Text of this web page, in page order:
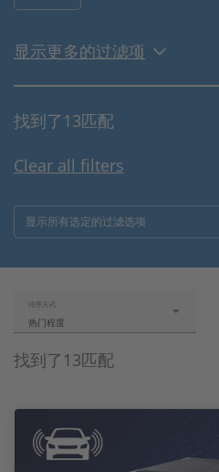
显示更多的过滤项
找到了13匹配
Clear all filters
显示所有选定的过滤选项
找到了13匹配
排序方式:
热门程度